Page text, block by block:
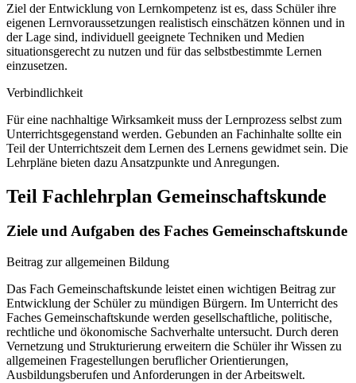
Ziel der Entwicklung von Lernkompetenz ist es, dass Schüler ihre
eigenen Lernvoraussetzungen realistisch einschätzen können und in
der Lage sind, individuell geeignete Techniken und Medien
situationsgerecht zu nutzen und für das selbstbestimmte Lernen
einzusetzen.
Verbindlichkeit
Für eine nachhaltige Wirksamkeit muss der Lernprozess selbst zum
Unterrichtsgegenstand werden. Gebunden an Fachinhalte sollte ein
Teil der Unterrichtszeit dem Lernen des Lernens gewidmet sein. Die
Lehrpläne bieten dazu Ansatzpunkte und Anregungen.
Teil Fachlehrplan Gemeinschaftskunde
Ziele und Aufgaben des Faches Gemeinschaftskunde
Beitrag zur allgemeinen Bildung
Das Fach Gemeinschaftskunde leistet einen wichtigen Beitrag zur
Entwicklung der Schüler zu mündigen Bürgern. Im Unterricht des
Faches Gemeinschaftskunde werden gesellschaftliche, politische,
rechtliche und ökonomische Sachverhalte untersucht. Durch deren
Vernetzung und Strukturierung erweitern die Schüler ihr Wissen zu
allgemeinen Fragestellungen beruflicher Orientierungen,
Ausbildungsberufen und Anforderungen in der Arbeitswelt.